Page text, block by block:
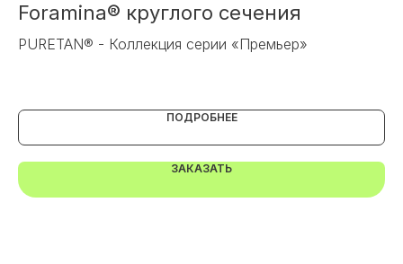
Foramina® круглого сечения
PURETAN® - Коллекция серии «Премьер»
ПОДРОБНЕЕ
ЗАКАЗАТЬ
Или напишите нам напрямую